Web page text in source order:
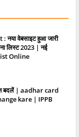
वेबसाइट हुआ जारी
लिस्ट 2023 | नई
Online
बदलें | aadhar card
kare | IPPB